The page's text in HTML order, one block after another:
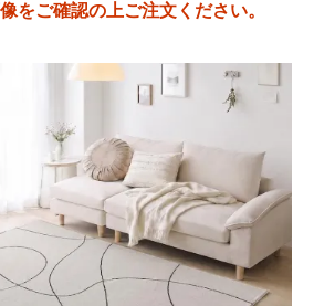
をご確認の上ご注文ください。